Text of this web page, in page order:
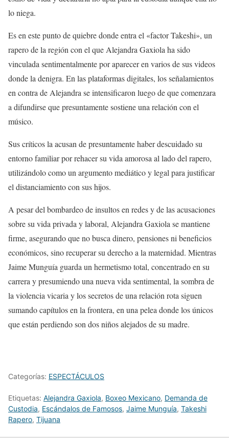
lo niega.
Es en este punto de quiebre donde entra el «factor Takeshi», un
rapero de la región con el que Alejandra Gaxiola ha sido
vinculada sentimentalmente por aparecer en varios de sus videos
donde la denigra. En las plataformas digitales, los señalamientos
en contra de Alejandra se intensificaron luego de que comenzara
a difundirse que presuntamente sostiene una relación con el
músico.
Sus críticos la acusan de presuntamente haber descuidado su
entorno familiar por rehacer su vida amorosa al lado del rapero,
utilizándolo como un argumento mediático y legal para justificar
el distanciamiento con sus hijos.
A pesar del bombardeo de insultos en redes y de las acusaciones
sobre su vida privada y laboral, Alejandra Gaxiola se mantiene
firme, asegurando que no busca dinero, pensiones ni beneficios
económicos, sino recuperar su derecho a la maternidad. Mientras
Jaime Munguía guarda un hermetismo total, concentrado en su
carrera y presumiendo una nueva vida sentimental, la sombra de
la violencia vicaria y los secretos de una relación rota siguen
sumando capítulos en la frontera, en una pelea donde los únicos
que están perdiendo son dos niños alejados de su madre.
Categorías: ESPECTÁCULOS
Etiquetas: Alejandra Gaxiola, Boxeo Mexicano, Demanda de
Custodia, Escándalos de Famosos, Jaime Munguía, Takeshi
Rapero, Tijuana